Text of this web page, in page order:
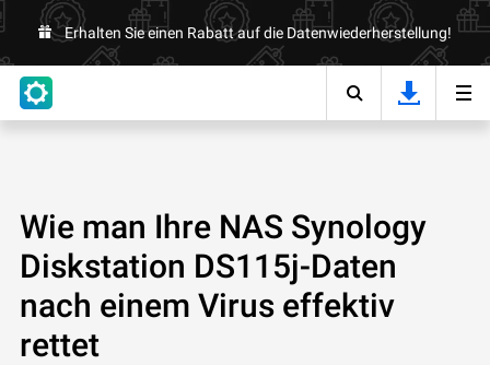
Erhalten Sie einen Rabatt auf die Datenwiederherstellung!
Wie man Ihre NAS Synology
Diskstation DS115j-Daten
nach einem Virus effektiv
rettet